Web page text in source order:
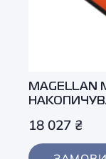
MAGELLAN
18 027 ₴